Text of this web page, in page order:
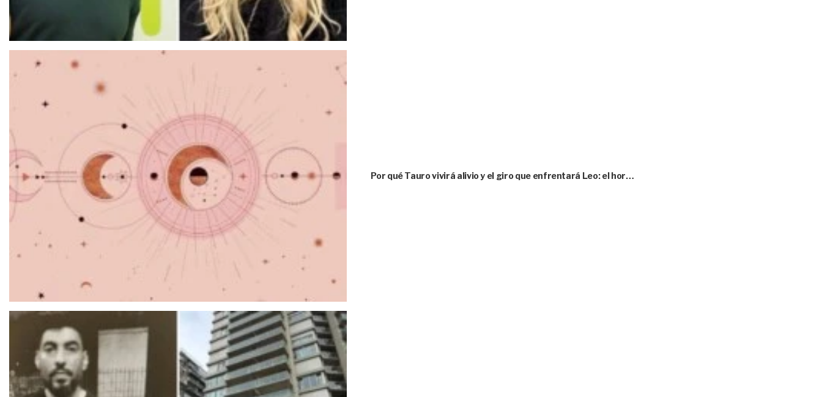
Por qué Tauro vivirá alivio y el giro que enfrentará Leo: el hor…